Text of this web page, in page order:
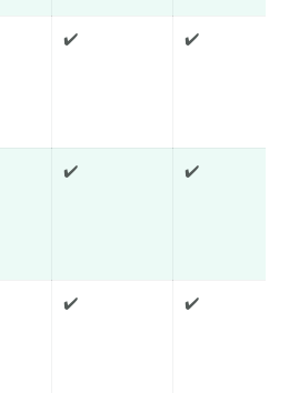
✔️ ✔️
✔️ ✔️
✔️ ✔️